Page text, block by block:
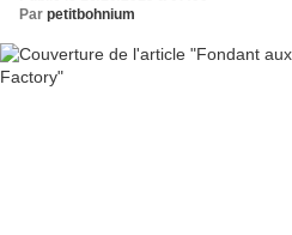
Par petitbohnium